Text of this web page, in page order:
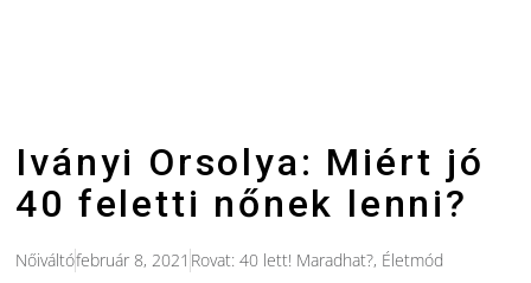
Iványi Orsolya: Miért jó
40 feletti nőnek lenni?
Nőiváltófebruár 8, 2021 Rovat:40 lett! Maradhat?, Életmód